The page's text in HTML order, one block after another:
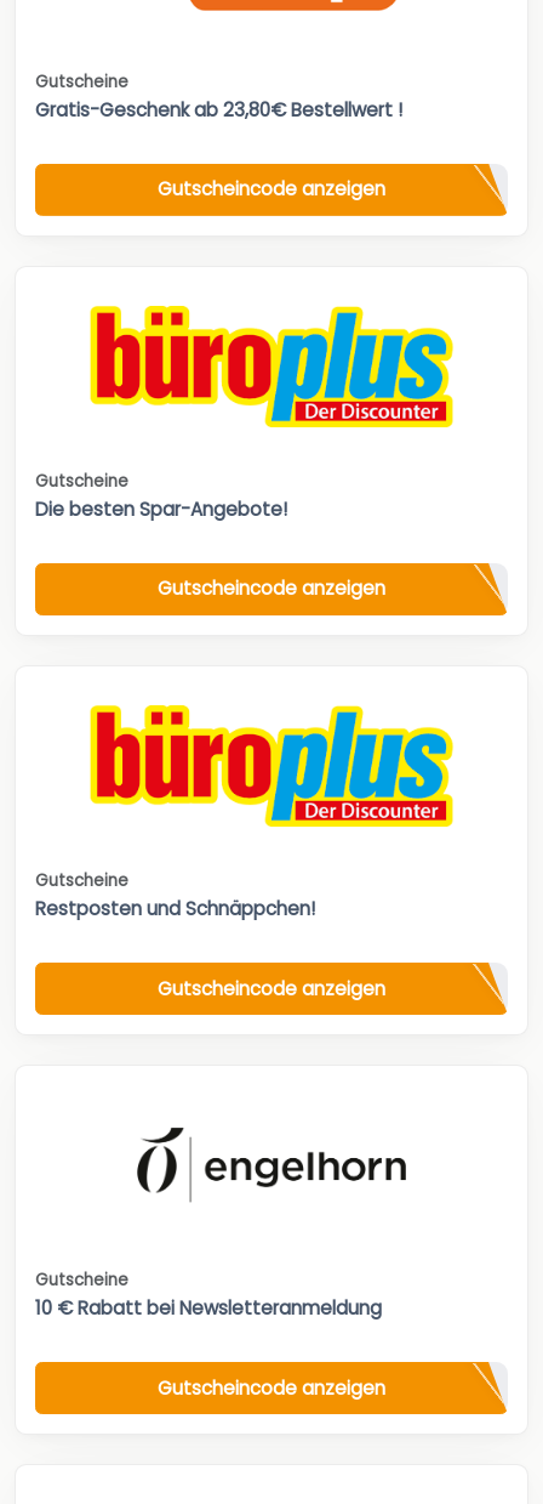
Gutscheine
Gratis-Geschenk ab 23,80€ Bestellwert !
Gutscheincode anzeigen
Gutscheine
Die besten Spar-Angebote!
Gutscheincode anzeigen
Gutscheine
Restposten und Schnäppchen!
Gutscheincode anzeigen
Gutscheine
10 € Rabatt bei Newsletteranmeldung
Gutscheincode anzeigen